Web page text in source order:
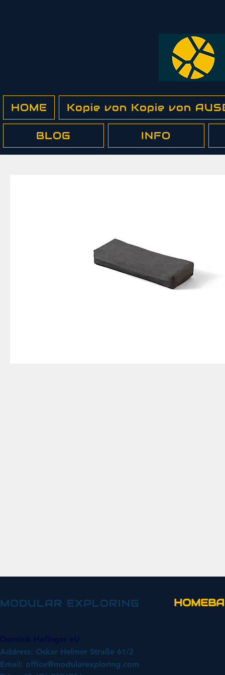
HOME Kopie von Kopie von
BLOG INFO
MODULAR EXPLORING
Address: Oskar Helmer Straße 61/2
Email: office@modularexploring.com